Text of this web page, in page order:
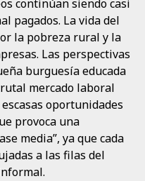
continúan siendo casi
pagados. La vida del
la pobreza rural y la
Las perspectivas
burguesía educada
mercado laboral
oportunidades
provoca una
media”, ya que cada
a las filas del